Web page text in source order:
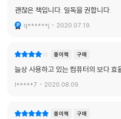
[CHAPTER 9 최고 효율을 달성하는 5
41 간단한 협의는 메신저로 처리하자 ·
43 구글 G Suite로 항상 최신 파일을 공
44 구글 캘린더로 일정을 철저히 관리
45 클라우드를 활용하는 지메일로 이
괜찮은 책입니다. 일독을 권합니다.
q******j 2020.07.19.
종이책 구매
늘상 사용하고 있는 컴퓨터의 보다 효
l*****7 2020.08.09.
종이책 구매